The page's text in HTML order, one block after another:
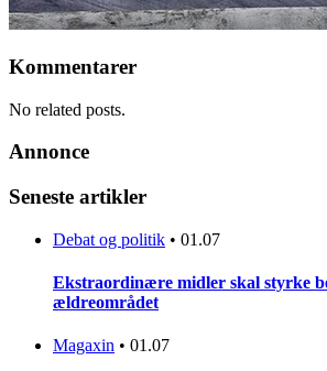
Kommentarer
No related posts.
Annonce
Seneste artikler
Debat og politik • 01.07
Ekstraordinære midler skal styrke
ældreområdet
Magaxin • 01.07